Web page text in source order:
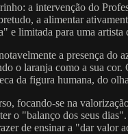
a intervenção do
a alimentar
limitada para uma
a presença do
o laranja como a sua
da figura humana, do
focando-se na
o "balanço dos seus
de ensinar a "dar